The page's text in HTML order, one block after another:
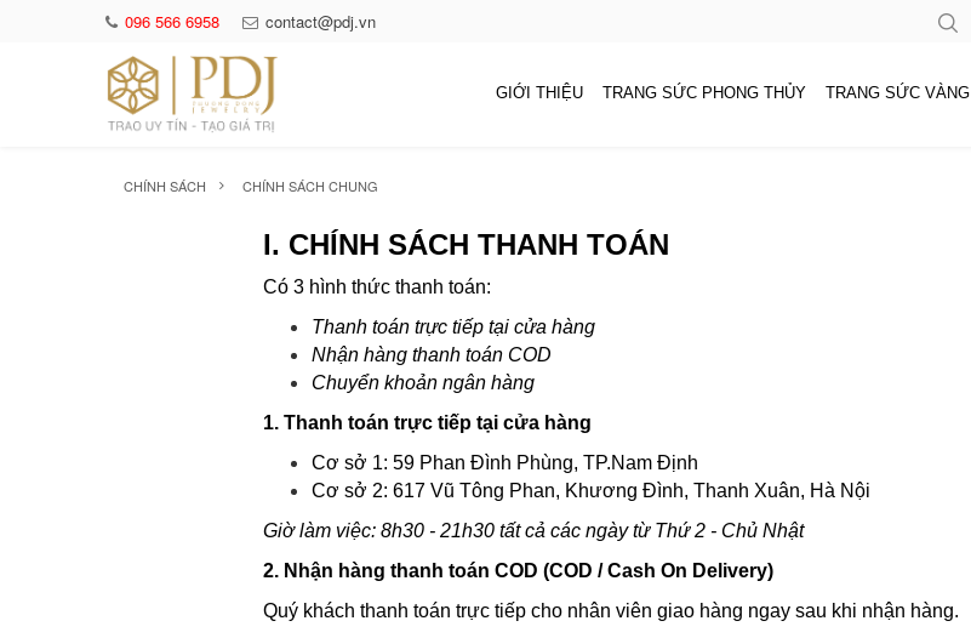
096 566 6958 contact@pdj.vn
GIỚI THIỆU TRANG SỨC PHONG THỦY TRANG SỨC VÀNG
CHÍNH SÁCH CHÍNH SÁCH CHUNG
I. CHÍNH SÁCH THANH TOÁN
Có 3 hình thức thanh toán:
Thanh toán trực tiếp tại cửa hàng
Nhận hàng thanh toán COD
Chuyển khoản ngân hàng
1. Thanh toán trực tiếp tại cửa hàng
Cơ sở 1: 59 Phan Đình Phùng, TP.Nam Định
Cơ sở 2: 617 Vũ Tông Phan, Khương Đình, Thanh Xuân, Hà Nội
Giờ làm việc: 8h30 - 21h30 tất cả các ngày từ Thứ 2 - Chủ Nhật
2. Nhận hàng thanh toán COD (COD / Cash On Delivery)
Quý khách thanh toán trực tiếp cho nhân viên giao hàng ngay sau khi nhận hàng.